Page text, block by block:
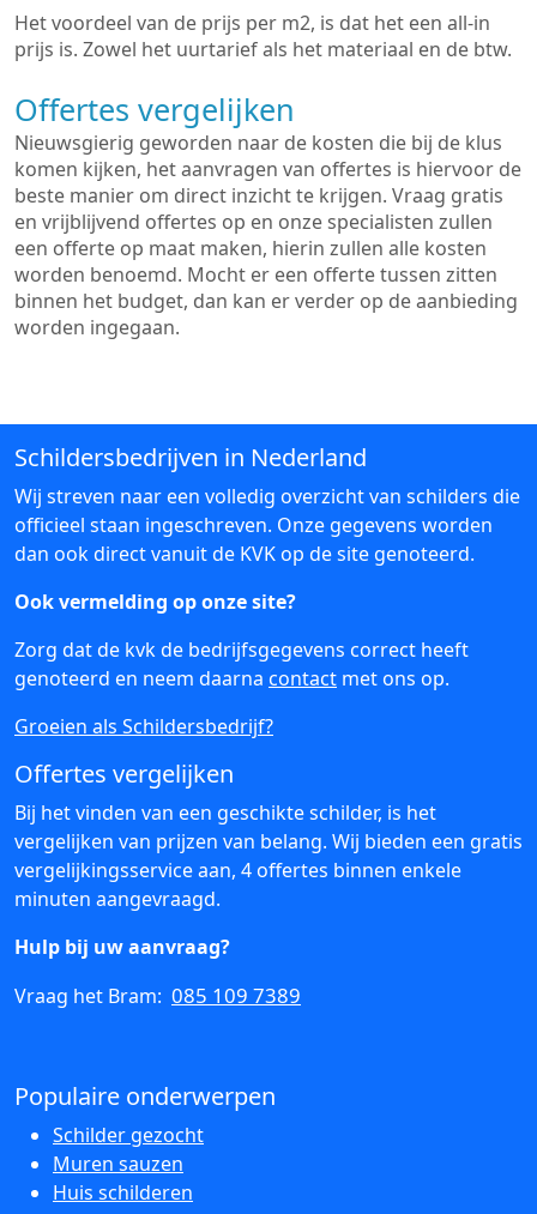
Het voordeel van de prijs per m2, is dat het een all-in
prijs is. Zowel het uurtarief als het materiaal en de btw.
Offertes vergelijken
Nieuwsgierig geworden naar de kosten die bij de klus
komen kijken, het aanvragen van offertes is hiervoor de
beste manier om direct inzicht te krijgen. Vraag gratis
en vrijblijvend offertes op en onze specialisten zullen
een offerte op maat maken, hierin zullen alle kosten
worden benoemd. Mocht er een offerte tussen zitten
binnen het budget, dan kan er verder op de aanbieding
worden ingegaan.
Schildersbedrijven in Nederland
Wij streven naar een volledig overzicht van schilders die
officieel staan ingeschreven. Onze gegevens worden
dan ook direct vanuit de KVK op de site genoteerd.
Ook vermelding op onze site?
Zorg dat de kvk de bedrijfsgegevens correct heeft
genoteerd en neem daarna contact met ons op.
Groeien als Schildersbedrijf?
Offertes vergelijken
Bij het vinden van een geschikte schilder, is het
vergelijken van prijzen van belang. Wij bieden een gratis
vergelijkingsservice aan, 4 offertes binnen enkele
minuten aangevraagd.
Hulp bij uw aanvraag?
Vraag het Bram: 085 109 7389
Populaire onderwerpen
Schilder gezocht
Muren sauzen
Huis schilderen